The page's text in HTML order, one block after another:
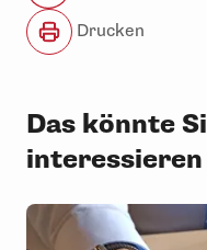
Drucken
Das könnte
interessieren